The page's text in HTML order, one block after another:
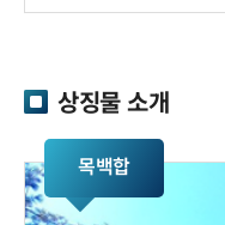
상징물 소개
목백합